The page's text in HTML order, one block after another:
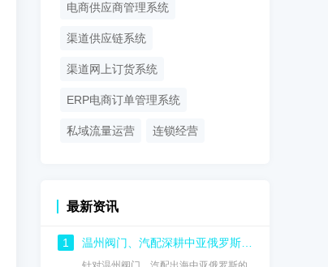
电商供应商管理系统
渠道供应链系统
渠道网上订货系统
ERP电商订单管理系统
私域流量运营 连锁经营
最新资讯
1 温州阀门、汽配深耕中亚俄罗斯市场：核货宝中俄双语供应链系统，破解海外经销商乱价窜货与账期坏账难题